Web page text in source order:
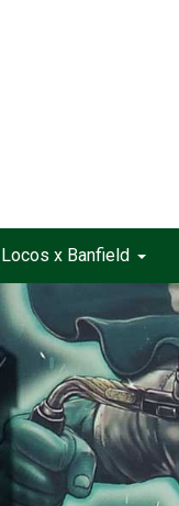
Locos x Banfield